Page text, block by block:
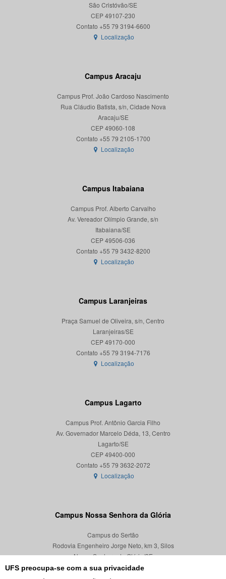
UFS preocupa-se com a sua privacidade
São Cristóvão/SE
CEP 49107-230
Localização
Campus Aracaju
Campus Prof. João Cardoso Nascimento
Rua Cláudio Batista, s/n, Cidade Nova
Aracaju/SE
CEP 49060-108
Localização
Campus Itabaiana
Campus Prof. Alberto Carvalho
Av. Vereador Olímpio Grande, s/n
Itabaiana/SE
CEP 49506-036
Localização
Campus Laranjeiras
Praça Samuel de Oliveira, s/n, Centro
Laranjeiras/SE
CEP 49170-000
Localização
Campus Lagarto
Campus Prof. Antônio Garcia Filho
Av. Governador Marcelo Déda, 13, Centro
Lagarto/SE
CEP 49400-000
Localização
Campus Nossa Senhora da Glória
Campus do Sertão
Rodovia Engenheiro Jorge Neto, km 3, Silos
Nossa Senhora da Glória/SE
CEP 49680-000